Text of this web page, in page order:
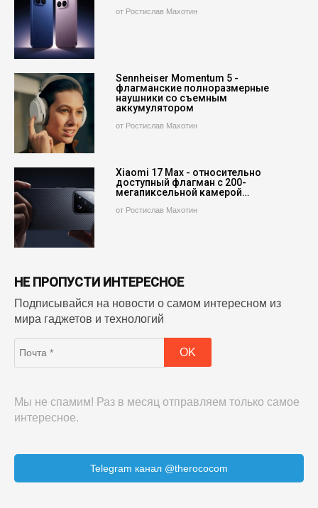
от Ростислав Махотин
Sennheiser Momentum 5 -
флагманские полноразмерные
наушники со съемным
аккумулятором
от Ростислав Махотин
Xiaomi 17 Max - относительно
доступный флагман с 200-
мегапиксельной камерой…
от Ростислав Махотин
НЕ ПРОПУСТИ ИНТЕРЕСНОЕ
Подписывайся на новости о самом интересном из
мира гаджетов и технологий
Мы не спамим! Раз в месяц отправляем только самое
интересное.
Telegram канал @therococom